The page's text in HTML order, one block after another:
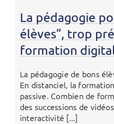
La pédagogie
élèves”, trop
formation
La pédagogie de bons
En distanciel, la
passive. Combien de
des successions de
interactivité [...]